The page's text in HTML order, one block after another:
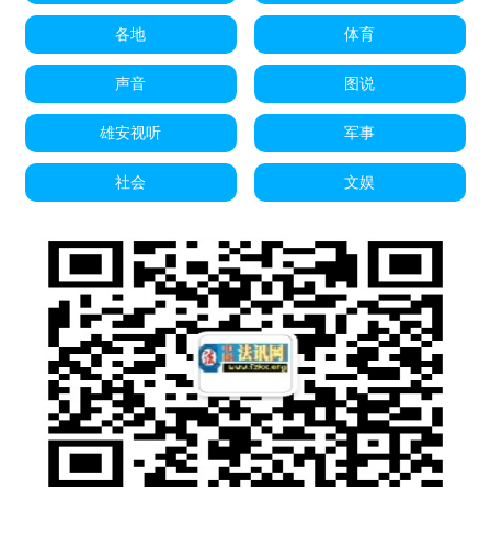
各地 体育
声音 图说
雄安视听 军事
社会 文娱